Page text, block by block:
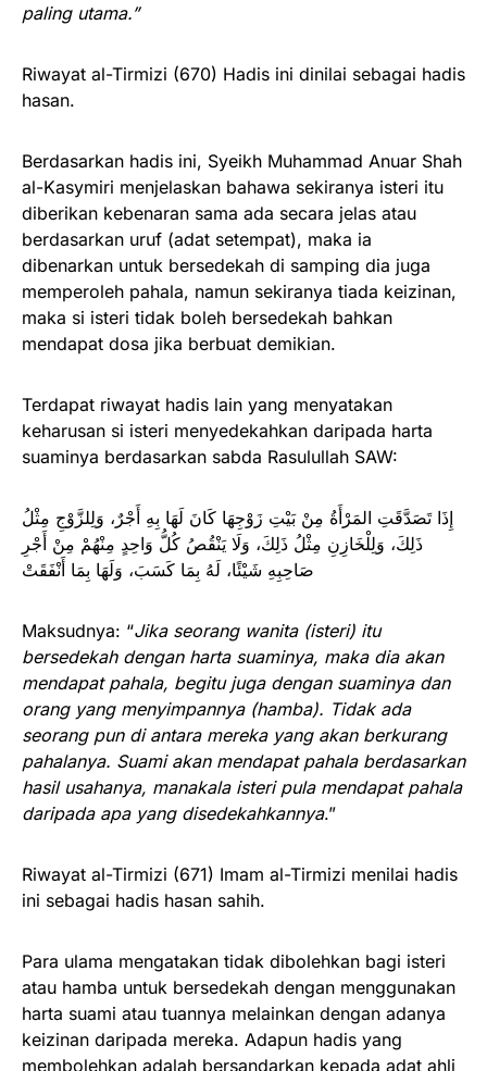
paling utama.”
Riwayat al-Tirmizi (670) Hadis ini dinilai sebagai hadis
hasan.
Berdasarkan hadis ini, Syeikh Muhammad Anuar Shah
al-Kasymiri menjelaskan bahawa sekiranya isteri itu
diberikan kebenaran sama ada secara jelas atau
berdasarkan uruf (adat setempat), maka ia
dibenarkan untuk bersedekah di samping dia juga
memperoleh pahala, namun sekiranya tiada keizinan,
maka si isteri tidak boleh bersedekah bahkan
mendapat dosa jika berbuat demikian.
Terdapat riwayat hadis lain yang menyatakan
keharusan si isteri menyedekahkan daripada harta
suaminya berdasarkan sabda Rasulullah SAW:
إِذَا تَصَدَّقَتِ المَرْأَةُ مِنْ بَيْتِ زَوْجِهَا كَانَ لَهَا بِهِ أَجْرٌ، وَلِلزَّوْجِ مِثْلُ
ذَلِكَ، وَلِلْخَازِنِ مِثْلُ ذَلِكَ، وَلَا يَنْقُصُ كُلُّ وَاحِدٍ مِنْهُمْ مِنْ أَجْرِ
صَاحِبِهِ شَيْئًا، لَهُ بِمَا كَسَبَ، وَلَهَا بِمَا أَنْفَقَتْ
Maksudnya: “Jika seorang wanita (isteri) itu
bersedekah dengan harta suaminya, maka dia akan
mendapat pahala, begitu juga dengan suaminya dan
orang yang menyimpannya (hamba). Tidak ada
seorang pun di antara mereka yang akan berkurang
pahalanya. Suami akan mendapat pahala berdasarkan
hasil usahanya, manakala isteri pula mendapat pahala
daripada apa yang disedekahkannya.”
Riwayat al-Tirmizi (671) Imam al-Tirmizi menilai hadis
ini sebagai hadis hasan sahih.
Para ulama mengatakan tidak dibolehkan bagi isteri
atau hamba untuk bersedekah dengan menggunakan
harta suami atau tuannya melainkan dengan adanya
keizinan daripada mereka. Adapun hadis yang
membolehkan adalah bersandarkan kepada adat ahli